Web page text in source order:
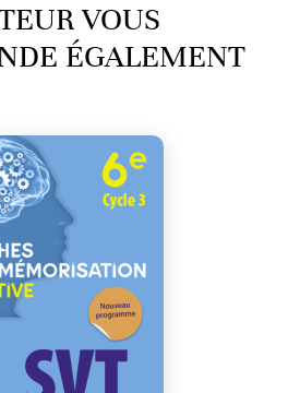
VOUS
ÉGALEMENT